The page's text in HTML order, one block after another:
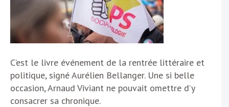
C’est le livre événement de la rentrée littéraire et
politique, signé Aurélien Bellanger. Une si belle
occasion, Arnaud Viviant ne pouvait omettre d’y
consacrer sa chronique.